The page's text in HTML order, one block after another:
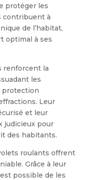
protéger les
contribuent à
de l’habitat,
optimal à ses
renforcent la
les
protection
Leur
et leur
judicieux pour
des habitants.
roulants offrent
Grâce à leur
possible de les